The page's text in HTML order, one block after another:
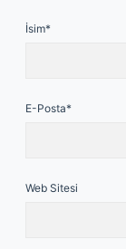
İsim*
E-Posta*
Web Sitesi